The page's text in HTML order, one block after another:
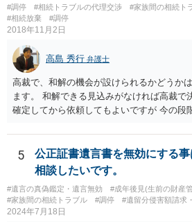
産分割に関係ない(と思われる)いきさつを沢
す(あくまで遺産分割に関係することに留め
#調停 #相続トラブルの代理交渉 #家族間の相続ト
#相続放棄
#調停
2018年11月2日
高島 秀行 弁護士
高裁で、和解の機会が設けられるかどうか
ます。 和解できる見込みがなければ高裁で
確定してから依頼してもよいですが 今の段
5
公正証書遺言書を無効にする
相談したいです。
#遺言の真偽鑑定・遺言無効 #成年後見(生前の財産
#家族間の相続トラブル
#調停 #遺留分侵害額請求
2024年7月18日